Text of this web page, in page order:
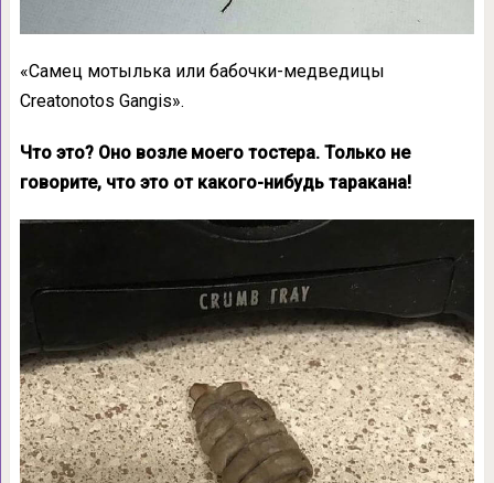
«Самец мотылька или бабочки-медведицы
Creatonotos Gangis».
Что это? Оно возле моего тостера. Только не
говорите, что это от какого-нибудь таракана!